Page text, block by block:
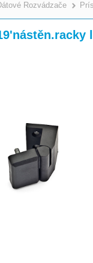
Rozvádzače